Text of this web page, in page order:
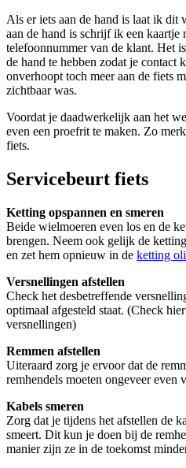
Als er iets aan de hand is laat ik dit
aan de hand is schrijf ik een kaartje
telefoonnummer van de klant. Het
de hand te hebben zodat je contact
onverhoopt toch meer aan de fiets
zichtbaar was.
Voordat je daadwerkelijk aan het
even een proefrit te maken. Zo
fiets.
Servicebeurt fiets
Ketting opspannen en smeren
Beide wielmoeren even los en de
brengen. Neem ook gelijk de
en zet hem opnieuw in de ketting
Versnellingen afstellen
Check het desbetreffende
optimaal afgesteld staat. (Check
versnellingen)
Remmen afstellen
Uiteraard zorg je ervoor dat de
remhendels moeten ongeveer
Kabels smeren
Zorg dat je tijdens het afstellen de
smeert. Dit kun je doen bij de
manier zijn ze in de toekomst